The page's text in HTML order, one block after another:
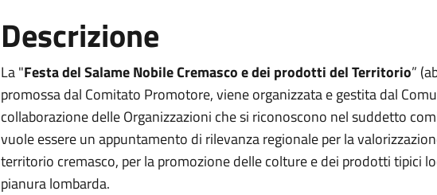
Descrizione
La "Festa del Salame Nobile Cremasco e dei prodotti del Territorio”
promossa dal Comitato Promotore, viene organizzata e gestita dal
collaborazione delle Organizzazioni che si riconoscono nel suddetto
vuole essere un appuntamento di rilevanza regionale per la
territorio cremasco, per la promozione delle colture e dei prodotti tipici
pianura lombarda.